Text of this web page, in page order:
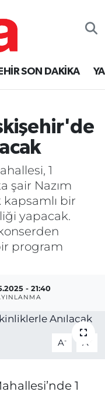
SON DAKİKA
1
şair Nazım
bir
yapacak.
program
- 21:40
A- A +
1